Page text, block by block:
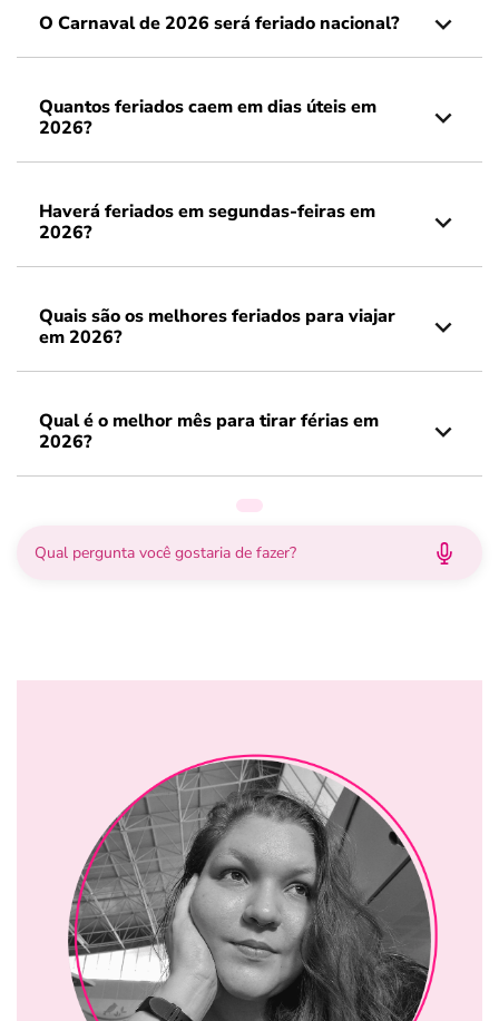
O Carnaval de 2026 será feriado nacional?
Quantos feriados caem em dias úteis em
2026?
Haverá feriados em segundas-feiras em
2026?
Quais são os melhores feriados para viajar
em 2026?
Qual é o melhor mês para tirar férias em
2026?